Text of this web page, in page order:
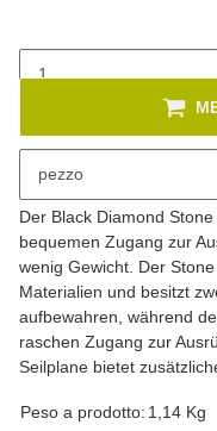
pezzo
Der Black Diamond
bequemen Zugang zur
wenig Gewicht. Der
Materialien und besitzt
aufbewahren, während
raschen Zugang zur
Seilplane bietet
Peso a prodotto: 1,14 Kg